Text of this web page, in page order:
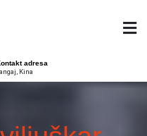
adresa
Kina